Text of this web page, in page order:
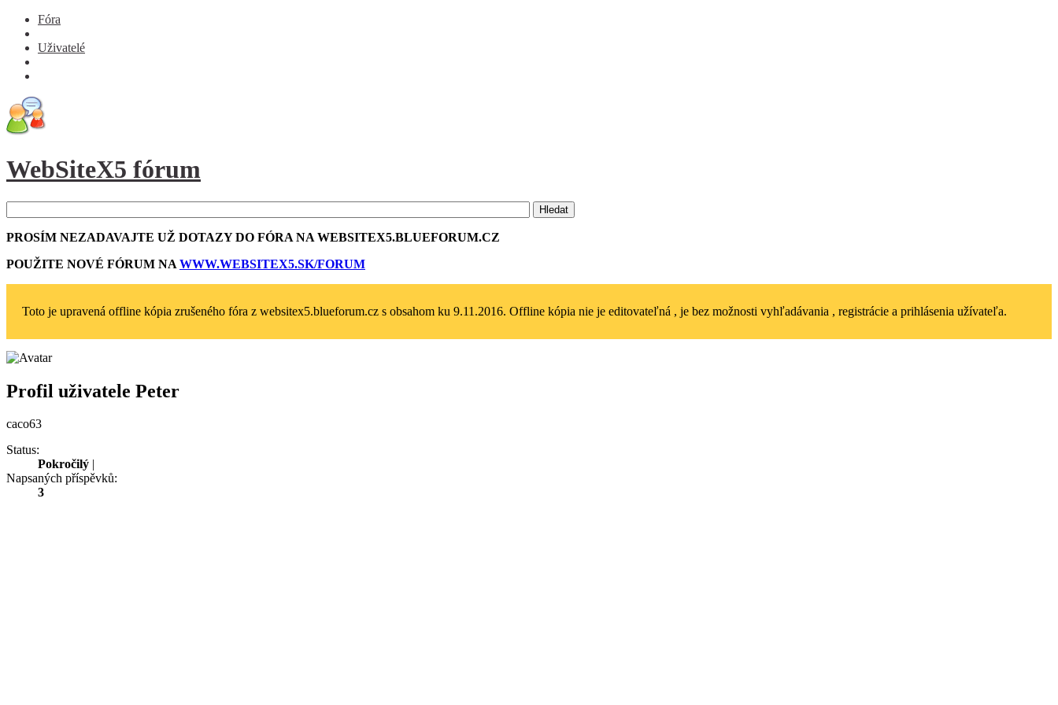
Fóra
Uživatelé
WebSiteX5 fórum
PROSÍM NEZADAVAJTE UŽ DOTAZY DO FÓRA NA WEBSITEX5.BLU­EFORUM.CZ
POUŽITE NOVÉ FÓRUM NA WWW.WEBSITEX5­.SK/FORUM
Toto je upravená offline kópia zrušeného fóra z websitex5.blueforum.cz s obsahom ku 9.11.2016. Offline kópia nie je editovateľná , je bez možnosti vyhľadávania , registrácie a prihlásenia užívateľa.
Profil uživatele Peter
caco63
Status:
Pokročilý |
Napsaných příspěvků:
3